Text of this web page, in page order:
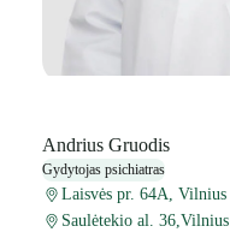
Andrius Gruodis
Gydytojas psichiatras
Laisvės pr. 64A, Vilnius
Saulėtekio al. 36,Vilnius